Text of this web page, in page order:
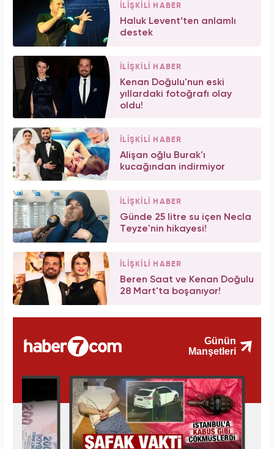
İLİŞKİLİ HABER
Haluk Levent’ten anlamlı
destek
İLİŞKİLİ HABER
Kenan Doğulu'nun eski
yıllardaki fotoğrafı olay
oldu!
İLİŞKİLİ HABER
Alişan oğlu Burak'ı
kucağından indirmiyor
İLİŞKİLİ HABER
Günde 25 litre su içen Necla
Teyze'nin hikayesi!
İLİŞKİLİ HABER
Beren Saat ve Kenan Doğulu
28 Mart'ta boşanıyor!